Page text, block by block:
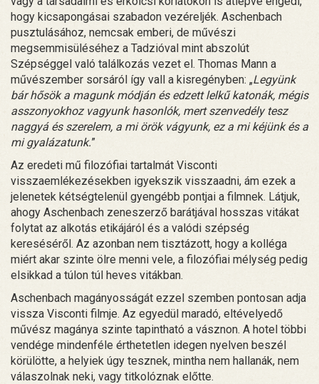
hogy kicsapongásai szabadon vezéreljék. Aschenbach
pusztulásához, nemcsak emberi, de művészi
megsemmisüléséhez a Tadzióval mint abszolút
Szépséggel való találkozás vezet el. Thomas Mann a
művészember sorsáról így vall a kisregényben: „Legyünk
bár hősök a magunk módján és edzett lelkű katonák, mégis
asszonyokhoz vagyunk hasonlók, mert szenvedély tesz
naggyá és szerelem, a mi örök vágyunk, ez a mi kéjünk és a
mi gyalázatunk.”
Az eredeti mű filozófiai tartalmát Visconti
visszaemlékezésekben igyekszik visszaadni, ám ezek a
jelenetek kétségtelenül gyengébb pontjai a filmnek. Látjuk,
ahogy Aschenbach zeneszerző barátjával hosszas vitákat
folytat az alkotás etikájáról és a valódi szépség
kereséséről. Az azonban nem tisztázott, hogy a kolléga
miért akar szinte ölre menni vele, a filozófiai mélység pedig
elsikkad a túlon túl heves vitákban.
Aschenbach magányosságát ezzel szemben pontosan adja
vissza Visconti filmje. Az egyedül maradó, eltévelyedő
művész magánya szinte tapintható a vásznon. A hotel többi
vendége mindenféle érthetetlen idegen nyelven beszél
körülötte, a helyiek úgy tesznek, mintha nem hallanák, nem
válaszolnak neki, vagy titkolóznak előtte.